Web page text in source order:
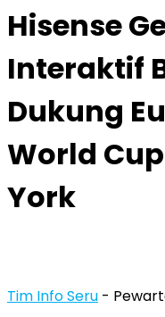
Hisense
Interaktif
Dukung
World
York
Tim Info Seru -